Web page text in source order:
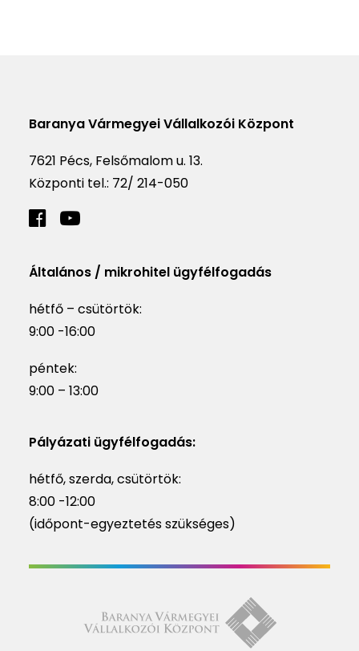
Baranya Vármegyei Vállalkozói Központ
7621 Pécs, Felsőmalom u. 13.
Központi tel.: 72/ 214-050
Általános / mikrohitel ügyfélfogadás
hétfő – csütörtök:
9:00 -16:00
péntek:
9:00 – 13:00
Pályázati ügyfélfogadás:
hétfő, szerda, csütörtök:
8:00 -12:00
(időpont-egyeztetés szükséges)